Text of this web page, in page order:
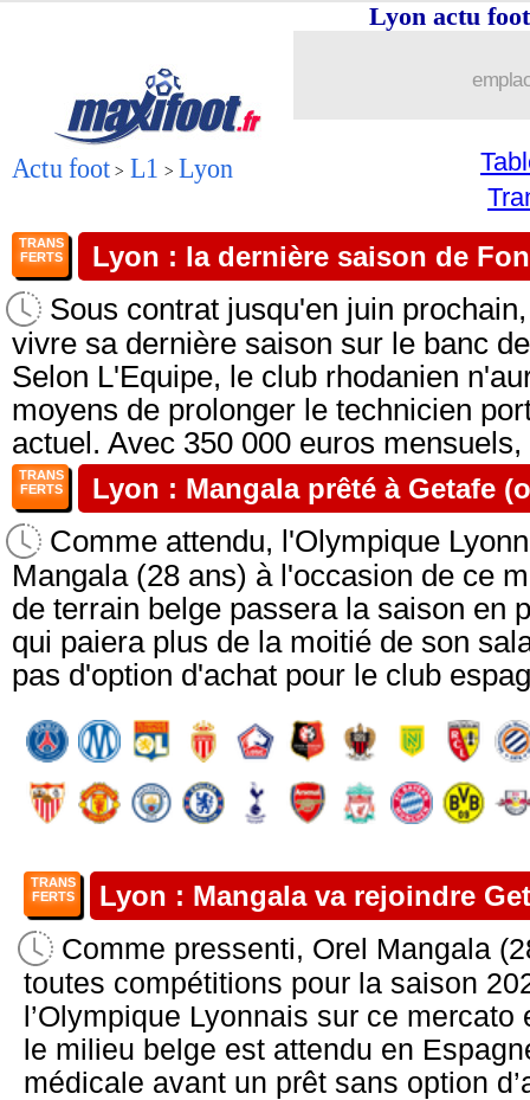
Actu foot > L1 > Lyon
Lyon actu
TRANS
FERTS
Lyon : la dernière saison de
Sous contrat jusqu'en juin
vivre sa dernière saison sur le banc
Selon L'Equipe, le club rhodanien
moyens de prolonger le technicien
actuel. Avec 350 000 euros
TRANS
FERTS
Lyon : Mangala prêté à Getafe
Comme attendu, l'Olympique
Mangala (28 ans) à l'occasion de ce
de terrain belge passera la saison en
qui paiera plus de la moitié de son
pas d'option d'achat pour le club
TRANS
FERTS
Lyon : Mangala va rejoindre
Comme pressenti, Orel Mangala
toutes compétitions pour la saison
l’Olympique Lyonnais sur ce mercato
le milieu belge est attendu en
médicale avant un prêt sans option